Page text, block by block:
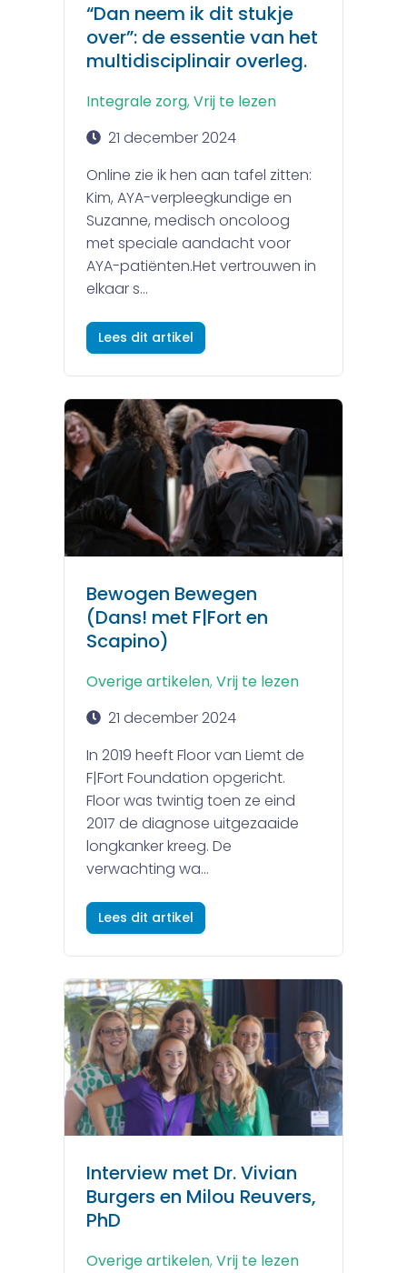
“Dan neem ik dit stukje
over”: de essentie van het
multidisciplinair overleg.
Integrale zorg, Vrij te lezen
21 december 2024
Online zie ik hen aan tafel zitten:
Kim, AYA-verpleegkundige en
Suzanne, medisch oncoloog
met speciale aandacht voor
AYA-patiënten.Het vertrouwen in
elkaar s...
Lees dit artikel
Bewogen Bewegen
(Dans! met F|Fort en
Scapino)
Overige artikelen, Vrij te lezen
21 december 2024
In 2019 heeft Floor van Liemt de
F|Fort Foundation opgericht.
Floor was twintig toen ze eind
2017 de diagnose uitgezaaide
longkanker kreeg. De
verwachting wa...
Lees dit artikel
Interview met Dr. Vivian
Burgers en Milou Reuvers,
PhD
Overige artikelen, Vrij te lezen